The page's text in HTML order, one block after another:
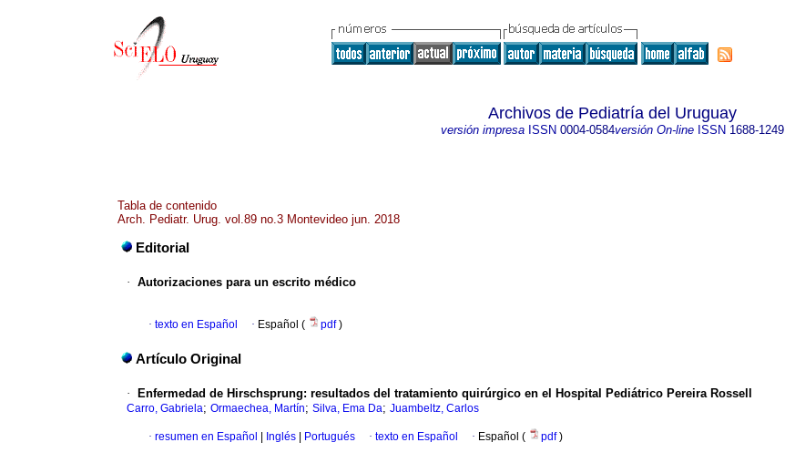
Archivos de Pediatría del Uruguay
versión impresaISSN 0004-0584versión On-lineISSN 1688-1249
Tabla de contenido
Arch. Pediatr. Urug. vol.89 no.3 Montevideo jun. 2018
Editorial
· Autorizaciones para un escrito médico
· texto en Español · Español ( pdf)
Artículo Original
· Enfermedad de Hirschsprung: resultados del tratamiento quirúrgico en el Hospital Pediátrico Pereira Rossell
Carro, Gabriela; Ormaechea, Martín; Silva, Ema Da; Juambeltz, Carlos
· resumen en Español Inglés Portugués · texto en Español · Español ( pdf)